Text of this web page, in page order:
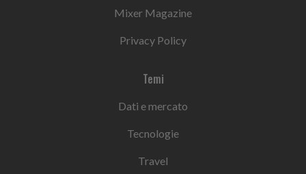
Mixer Magazine
Privacy Policy
Temi
Dati e mercato
Tecnologie
Travel